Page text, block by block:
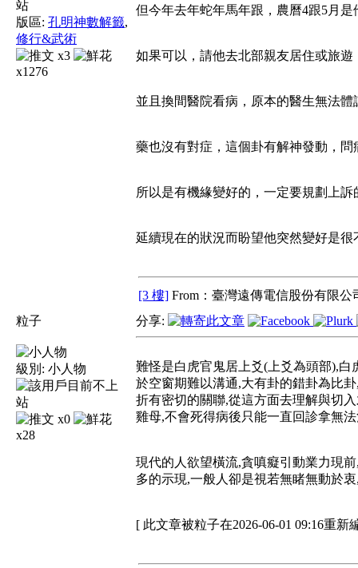
版區: 孔明神數解籤,
修行&武術
x3
x1276
但今年去年蛇年馬年跟，農曆4跟5月
如果可以，請他去北部親友居住或旅遊
並且換間醫院看病，原本的醫生無法體
藥也沒有對症，這個卦有解神發動，問
所以是有機緣變好的，一定要規劃上訴
延續現在的狀況而盼望他突然變好是很
[3 樓] From：臺灣遠傳電信股份有限公
粒子
級別: 小人物
x0
x28
分享:
難怪是白虎官鬼居上爻(上爻為頭部),
於空窗期難以溝通,大有卦的錯卦為比
折有密切的關聯,從這方面去理解與切
雞母,不會死得病後只能一直回診拿無
現代的人欲望橫流,貪嗔癡引動業力現
多的示現,一般人卻是視若無睹無動於
[ 此文章被粒子在2026-06-01 09:16重新